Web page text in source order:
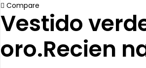
Compare
Vestido
oro.Recien